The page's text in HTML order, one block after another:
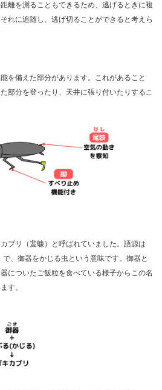
離を測ることもできるため、逃げるときに複
れに追随し、逃げ切ることができると考えら
を備えた部分があります。これがあること
部分を登ったり、天井に張り付いたりするこ
ブリ（蜚蠊）と呼ばれていました。語源は
で、御器をかじる虫という意味です。御器と
についたご飯粒を食べている様子からこの名
す。